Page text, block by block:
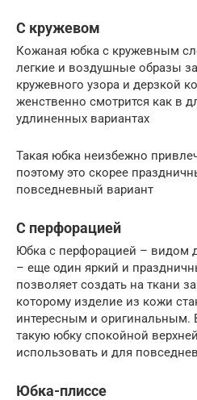
С кружевом
Кожаная юбка с кружевным
легкие и воздушные образы
кружевного узора и дерзкой
женственно смотрится как в
удлиненных вариантах
Такая юбка неизбежно
поэтому это скорее
повседневный вариант
С перфорацией
Юбка с перфорацией – видом
– еще один яркий и
позволяет создать на ткани
которому изделие из кожи
интересным и оригинальным.
такую юбку спокойной
использовать и для
Юбка-плиссе